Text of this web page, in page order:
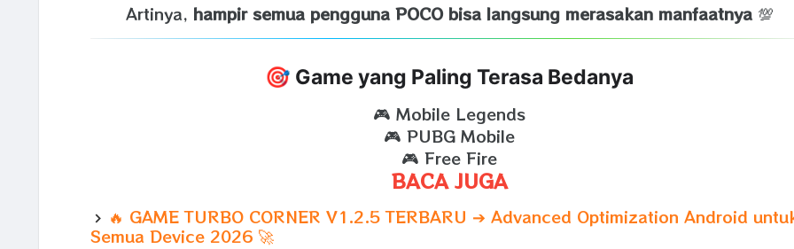
Artinya, hampir semua pengguna POCO bisa langsung merasakan manfaatnya💯
🎯 Game yang Paling Terasa Bedanya
🎮 Mobile Legends
🎮 PUBG Mobile
🎮 Free Fire
BACA JUGA
🔥 GAME TURBO CORNER V1.2.5 TERBARU ➔ Advanced Optimization Android
Semua Device 2026 🚀